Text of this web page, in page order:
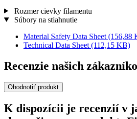
Rozmer cievky filamentu
Súbory na stiahnutie
Material Safety Data Sheet (156,88
Technical Data Sheet (112,15 KB)
Recenzie našich
Ohodnotiť produkt
K dispozícii je recenzií v